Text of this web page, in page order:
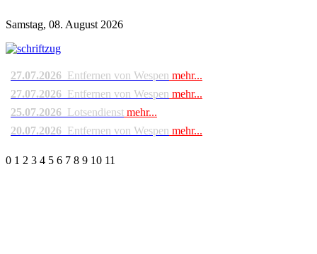
Samstag, 08. August 2026
27.07.2026 Entfernen von Wespen mehr...
27.07.2026 Entfernen von Wespen mehr...
25.07.2026 Lotsendienst mehr...
20.07.2026 Entfernen von Wespen mehr...
0 1 2 3 4 5 6 7 8 9 10 11